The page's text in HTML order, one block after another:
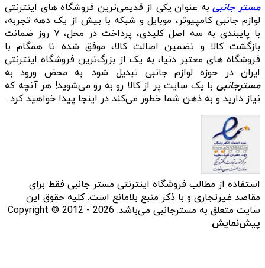
مستر جانبیبه عنوان یکی از قدیمی‌ترین فروشگاه های اینترنتی
لوازم جانبی کامپیوتر، موبایل و شبکه با بیش از یک دهه تجربه،
با پایبندی به سه اصل کلیدی، پرداخت در محل، ۷ روز ضمانت
بازگشت کالا و تضمین اصالت کالا، موفق شده تا همگام با
فروشگاه‌ های معتبر دنیا، به یک از بزرگ‌ترین فروشگاه اینترنتی
ایران در حوزه لوازم جانبی تبدیل شود. به محض ورود به
مسترجانبی با یک سایت پر از کالا رو به رو می‌شوید! هر آنچه که
نیاز دارید و به ذهن شما خطور می‌کند در اینجا پیدا خواهید کرد.
استفاده از مطالب فروشگاه اینترنتی مستر جانبی فقط برای
مقاصد غیرتجاری و با ذکر منبع بلامانع است. کلیه حقوق این
سایت متعلق به مسترجانبی می‌باشد. Copyright © 2012 - 2026
پیش‌نمایش